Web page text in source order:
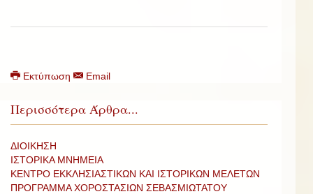
Εκτύπωση Email
Περισσότερα Άρθρα...
ΔΙΟΙΚΗΣΗ
ΙΣΤΟΡΙΚΑ ΜΝΗΜΕΙΑ
ΚΕΝΤΡΟ ΕΚΚΛΗΣΙΑΣΤΙΚΩΝ ΚΑΙ ΙΣΤΟΡΙΚΩΝ ΜΕΛΕΤΩΝ
ΠΡΟΓΡΑΜΜΑ ΧΟΡΟΣΤΑΣΙΩΝ ΣΕΒΑΣΜΙΩΤΑΤΟΥ